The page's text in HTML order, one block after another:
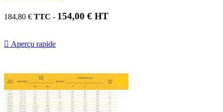
184,80 € TTC - 154,00 € HT
 Aperçu rapide